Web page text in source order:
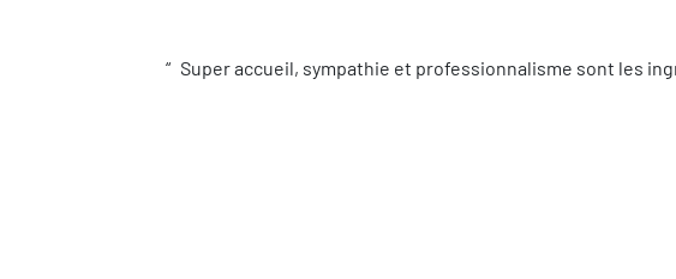
Super accueil, sympathie et professionnalisme sont les